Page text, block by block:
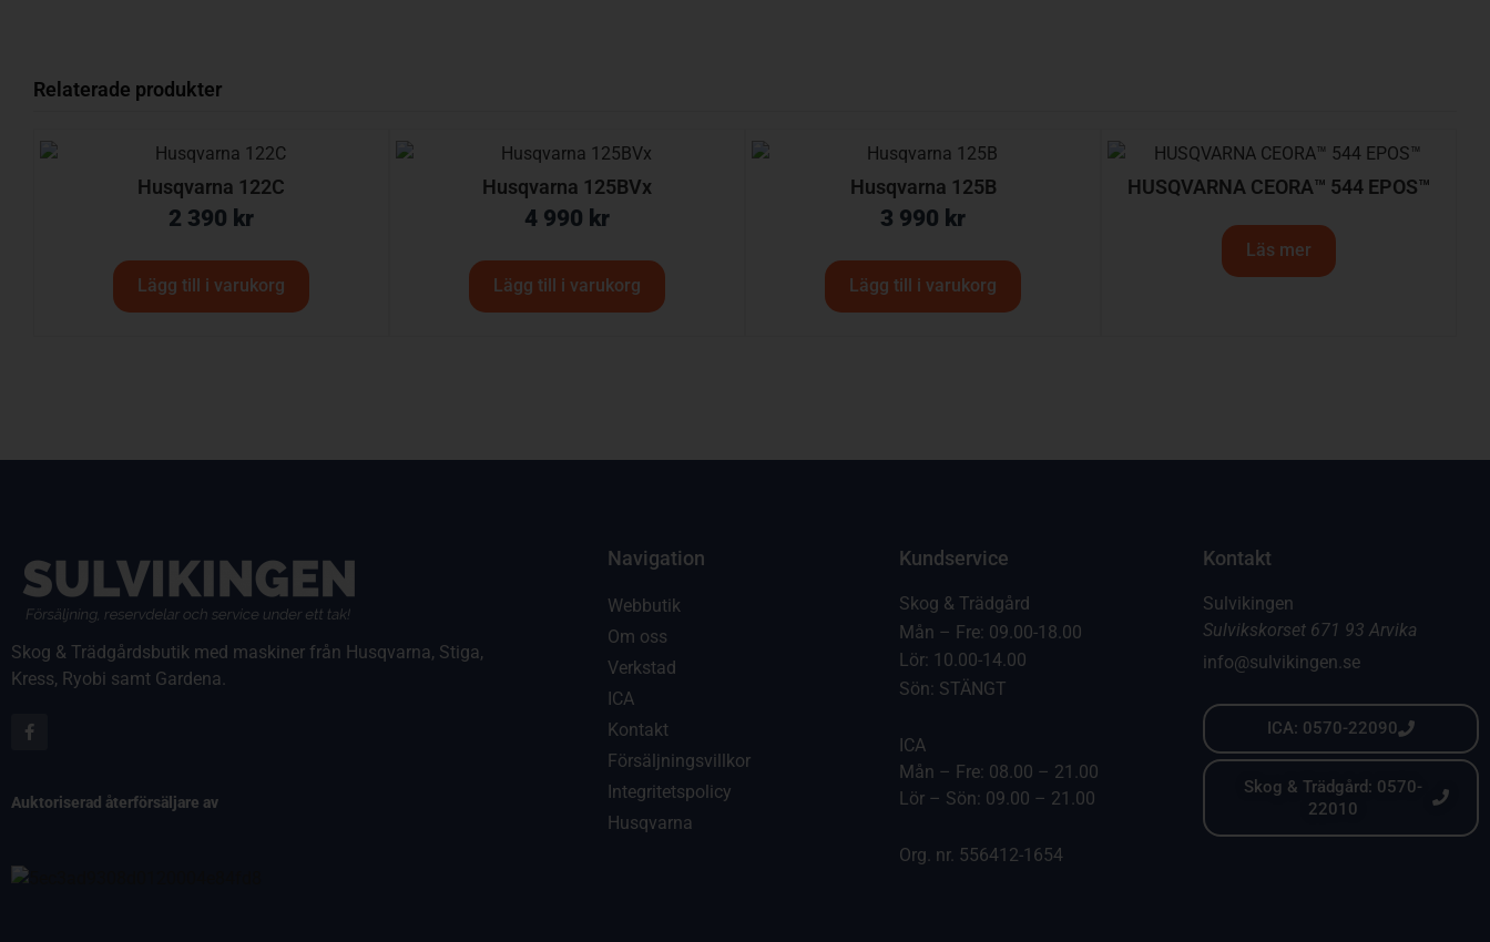
Relaterade produkter
Husqvarna 122C
2 390 kr
Lägg till i varukorg
Husqvarna 125BVx
4 990 kr
Lägg till i varukorg
Husqvarna 125B
3 990 kr
Lägg till i varukorg
HUSQVARNA CEORA™ 544 EPOS™
Läs mer
Skog & Trädgårdsbutik med maskiner från Husqvarna, Stiga,
Kress, Ryobi samt Gardena.
Auktoriserad återförsäljare av
Navigation
Webbutik
Om oss
Verkstad
ICA
Kontakt
Försäljningsvillkor
Integritetspolicy
Husqvarna
Kundservice
Skog & Trädgård
Mån – Fre: 09.00-18.00
Lör: 10.00-14.00
Sön: STÄNGT
ICA
Mån – Fre: 08.00 – 21.00
Lör – Sön: 09.00 – 21.00
Org. nr. 556412-1654
Kontakt
Sulvikingen
Sulvikskorset 671 93 Arvika
info@sulvikingen.se
ICA: 0570-22090
Skog & Trädgård: 0570-
22010